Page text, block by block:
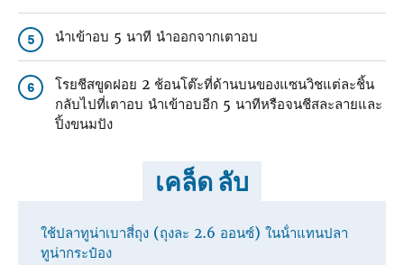
5 นําเข้าอบ 5 นาที นําออกจากเตาอบ
6
โรยชีสขูดฝอย 2 ช้อนโต๊ะที่ด้านบนของแซนวิชแต่ละชิ้น
กลับไปที่เตาอบ นําเข้าอบอีก 5 นาทีหรือจนชีสละลายและ
ปิ้งขนมปัง
เคล็ด ลับ
ใช้ปลาทูน่าเบาสี่ถุง (ถุงละ 2.6 ออนซ์) ในน้ําแทนปลา
ทูน่ากระป๋อง